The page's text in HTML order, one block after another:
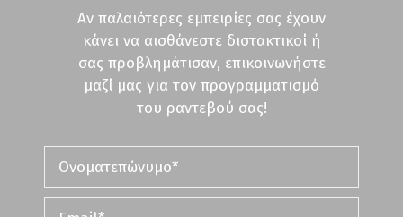
Aν παλαιότερες εμπειρίες σας έχουν
κάνει να αισθάνεστε διστακτικοί ή
σας προβλημάτισαν, επικοινωνήστε
μαζί μας για τον προγραμματισμό
του ραντεβού σας!